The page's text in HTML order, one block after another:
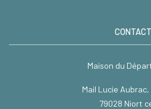
CONTACT
Maison du
Mail Lucie
79028 Niort